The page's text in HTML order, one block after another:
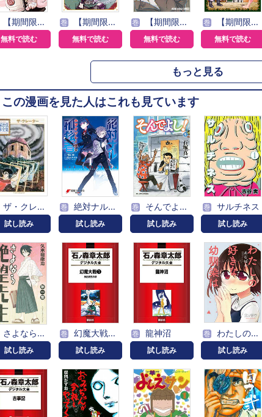
【期間限定 無料お試し版】みいちゃんと山田さん
無料で読む
巻 【期間限定 無料お試し版】不遇職『鍛冶師』だけど最強です ～気づけば何でも作れるようになっていた男ののんびりスローライフ～
無料で読む
巻 【期間限定無料】放課後のアイドルには秘密がある
無料で読む
巻 【期間限定 無料お試し版】捨てられた転生賢者 ～魔物の森で最強の大魔帝国を作り上げる～
無料で読む
もっと見る
この漫画を見た人はこれも見ています
ザ・クレーター 手塚治虫文庫全集
試し読み
巻 絶対ナル孤独者
試し読み
巻 そんでよし！
試し読み
巻 サルチネス
試し読み
さよなら絶望先生
試し読み
巻 幻魔大戦（リュウ掲載版）
試し読み
巻 龍神沼
試し読み
巻 わたしの好きな幼馴染は
試し読み